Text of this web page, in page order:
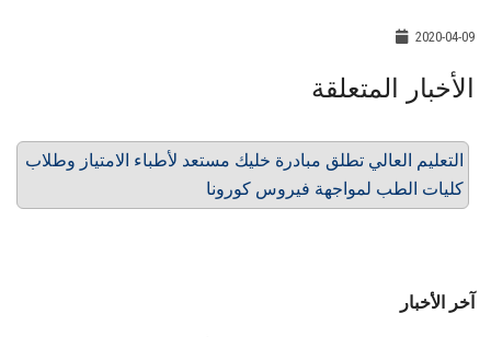
2020-04-09
الأخبار المتعلقة
التعليم العالي تطلق مبادرة خليك مستعد لأطباء الامتياز وطلاب
كليات الطب لمواجهة فيروس كورونا
آخر الأخبار